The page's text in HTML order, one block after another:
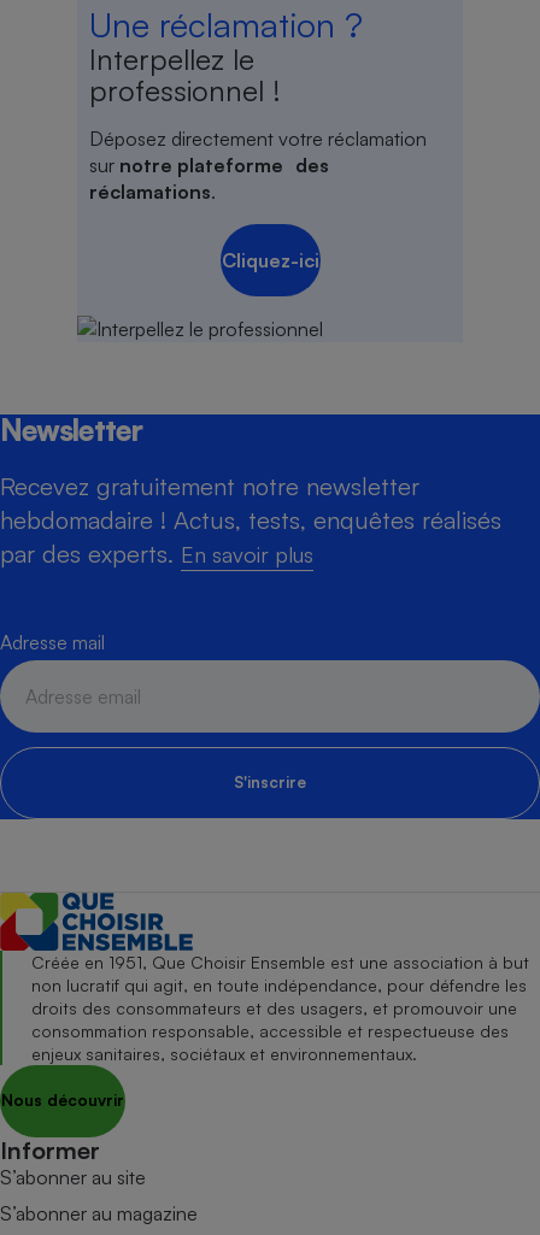
Une réclamation ?
Interpellez le
professionnel !
Déposez directement votre réclamation
sur notre plateforme des
réclamations.
Cliquez-ici
Newsletter
Recevez gratuitement notre newsletter
hebdomadaire ! Actus, tests, enquêtes réalisés
par des experts. En savoir plus
Adresse mail
S'inscrire
Créée en 1951, Que Choisir Ensemble est une association à but
non lucratif qui agit, en toute indépendance, pour défendre les
droits des consommateurs et des usagers, et promouvoir une
consommation responsable, accessible et respectueuse des
enjeux sanitaires, sociétaux et environnementaux.
Nous découvrir
Informer
S’abonner au site
S’abonner au magazine